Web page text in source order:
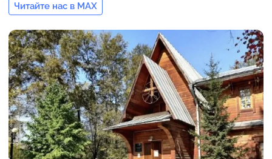
Читайте нас в MAX